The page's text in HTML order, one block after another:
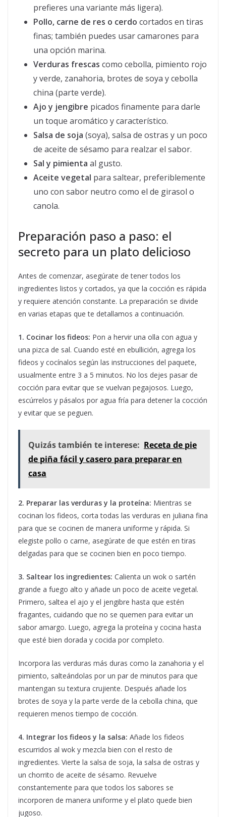
prefieres una variante más ligera).
Pollo, carne de res o cerdo cortados en tiras
finas; también puedes usar camarones para
una opción marina.
Verduras frescas como cebolla, pimiento rojo
y verde, zanahoria, brotes de soya y cebolla
china (parte verde).
Ajo y jengibre picados finamente para darle
un toque aromático y característico.
Salsa de soja (soya), salsa de ostras y un poco
de aceite de sésamo para realzar el sabor.
Sal y pimienta al gusto.
Aceite vegetal para saltear, preferiblemente
uno con sabor neutro como el de girasol o
canola.
Preparación paso a paso: el
secreto para un plato delicioso
Antes de comenzar, asegúrate de tener todos los
ingredientes listos y cortados, ya que la cocción es rápida
y requiere atención constante. La preparación se divide
en varias etapas que te detallamos a continuación.
1. Cocinar los fideos: Pon a hervir una olla con agua y
una pizca de sal. Cuando esté en ebullición, agrega los
fideos y cocínalos según las instrucciones del paquete,
usualmente entre 3 a 5 minutos. No los dejes pasar de
cocción para evitar que se vuelvan pegajosos. Luego,
escúrrelos y pásalos por agua fría para detener la cocción
y evitar que se peguen.
Quizás también te interese: Receta de pie
de piña fácil y casero para preparar en
casa
2. Preparar las verduras y la proteína: Mientras se
cocinan los fideos, corta todas las verduras en juliana fina
para que se cocinen de manera uniforme y rápida. Si
elegiste pollo o carne, asegúrate de que estén en tiras
delgadas para que se cocinen bien en poco tiempo.
3. Saltear los ingredientes: Calienta un wok o sartén
grande a fuego alto y añade un poco de aceite vegetal.
Primero, saltea el ajo y el jengibre hasta que estén
fragantes, cuidando que no se quemen para evitar un
sabor amargo. Luego, agrega la proteína y cocina hasta
que esté bien dorada y cocida por completo.
Incorpora las verduras más duras como la zanahoria y el
pimiento, salteándolas por un par de minutos para que
mantengan su textura crujiente. Después añade los
brotes de soya y la parte verde de la cebolla china, que
requieren menos tiempo de cocción.
4. Integrar los fideos y la salsa: Añade los fideos
escurridos al wok y mezcla bien con el resto de
ingredientes. Vierte la salsa de soja, la salsa de ostras y
un chorrito de aceite de sésamo. Revuelve
constantemente para que todos los sabores se
incorporen de manera uniforme y el plato quede bien
jugoso.